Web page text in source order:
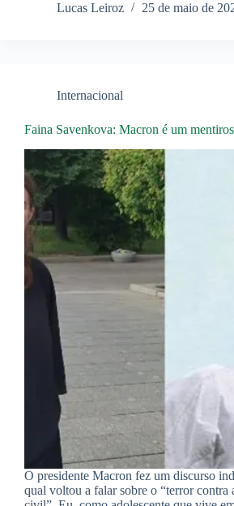
Lucas Leiroz
25 de maio de
Internacional
Faina Savenkova: Macron é um
O presidente Macron fez um discurso
qual voltou a falar sobre o “terror contra